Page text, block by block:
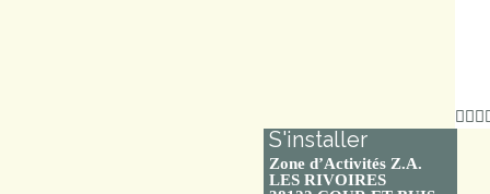
S'installer
Zone d’Activités Z.A.
LES RIVOIRES